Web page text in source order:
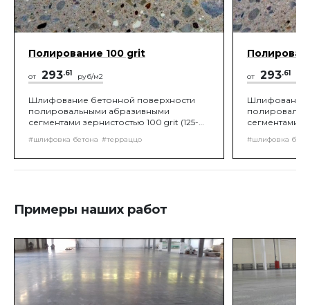
Полирование 100 grit
от 293.61 руб/м2
Шлифование бетонной поверхности
полировальными абразивными
сегментами зернистостью 100 grit (125-
или планетарных шлифовальных машин,
#шлифовка бетона #терраццо
от 293.61
Шлифование
сегментами
или
#шлифовка
Примеры наших работ